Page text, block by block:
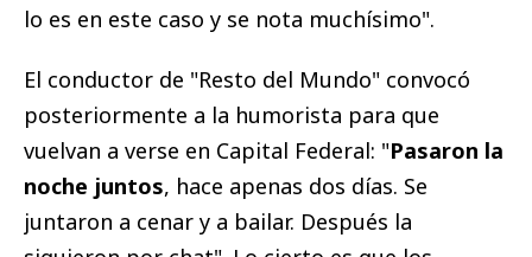
lo es en este caso y se nota muchísimo".
El conductor de "Resto del Mundo" convocó
posteriormente a la humorista para que
vuelvan a verse en Capital Federal: "Pasaron la
noche juntos, hace apenas dos días. Se
juntaron a cenar y a bailar. Después la